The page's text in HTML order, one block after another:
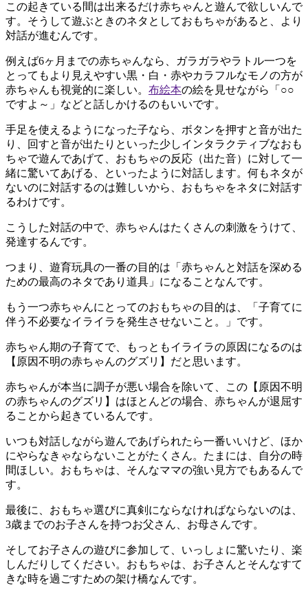
この起きている間は出来るだけ赤ちゃんと遊んで欲しいんで
す。そうして遊ぶときのネタとしておもちゃがあると、より
対話が進むんです。
例えば6ヶ月までの赤ちゃんなら、ガラガラやラトル一つを
とってもより見えやすい黒・白・赤やカラフルなモノの方が
赤ちゃんも視覚的に楽しい。 布絵本の絵を見せながら「○○
ですよ～」などと話しかけるのもいいです。
手足を使えるようになった子なら、ボタンを押すと音が出た
り、回すと音が出たりといった少しインタラクティブなおも
ちゃで遊んであげて、おもちゃの反応（出た音）に対して一
緒に驚いてあげる、といったように対話します。何もネタが
ないのに対話するのは難しいから、おもちゃをネタに対話す
るわけです。
こうした対話の中で、赤ちゃんはたくさんの刺激をうけて、
発達するんです。
つまり、遊育玩具の一番の目的は「赤ちゃんと対話を深める
ための最高のネタであり道具」になることなんです。
もう一つ赤ちゃんにとってのおもちゃの目的は、「子育てに
伴う不必要なイライラを発生させないこと。」です。
赤ちゃん期の子育てで、もっともイライラの原因になるのは
【原因不明の赤ちゃんのグズリ】だと思います。
赤ちゃんが本当に調子が悪い場合を除いて、この【原因不明
の赤ちゃんのグズリ】はほとんどの場合、赤ちゃんが退屈す
ることから起きているんです。
いつも対話しながら遊んであげられたら一番いいけど、ほか
にやらなきゃならないことがたくさん。たまには、自分の時
間ほしい。おもちゃは、そんなママの強い見方でもあるんで
す。
最後に、おもちゃ選びに真剣にならなければならないのは、
3歳までのお子さんを持つお父さん、お母さんです。
そしてお子さんの遊びに参加して、いっしょに驚いたり、楽
しんだりしてください。おもちゃは、お子さんとそんなすて
きな時を過ごすための架け橋なんです。